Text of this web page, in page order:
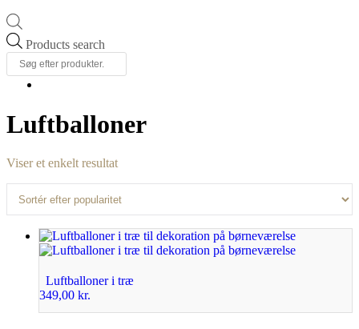
Products search
Luftballoner
Viser et enkelt resultat
Luftballoner i træ
349,00 kr.